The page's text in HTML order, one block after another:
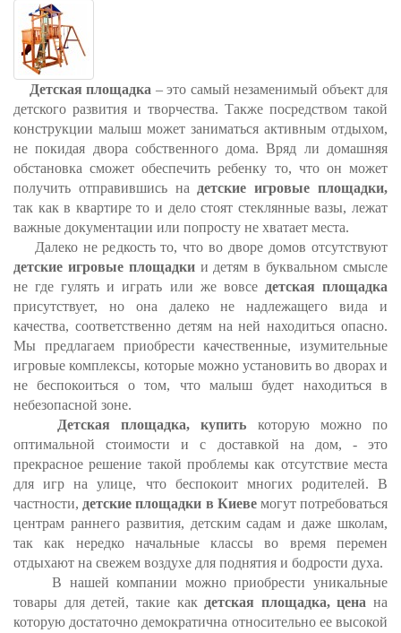
Детская площадка – это самый незаменимый объект для
детского развития и творчества. Также посредством такой
конструкции малыш может заниматься активным отдыхом,
не покидая двора собственного дома. Вряд ли домашняя
обстановка сможет обеспечить ребенку то, что он может
получить отправившись на детские игровые площадки,
так как в квартире то и дело стоят стеклянные вазы, лежат
важные документации или попросту не хватает места.
Далеко не редкость то, что во дворе домов отсутствуют
детские игровые площадкии детям в буквальном смысле
не где гулять и играть или же вовсе детская площадка
присутствует, но она далеко не надлежащего вида и
качества, соответственно детям на ней находиться опасно.
Мы предлагаем приобрести качественные, изумительные
игровые комплексы, которые можно установить во дворах и
не беспокоиться о том, что малыш будет находиться в
небезопасной зоне.
Детская площадка, купить которую можно по
оптимальной стоимости и с доставкой на дом, - это
прекрасное решение такой проблемы как отсутствие места
для игр на улице, что беспокоит многих родителей. В
частности, детские площадки в Киевемогут потребоваться
центрам раннего развития, детским садам и даже школам,
так как нередко начальные классы во время перемен
отдыхают на свежем воздухе для поднятия и бодрости духа.
В нашей компании можно приобрести уникальные
товары для детей, такие как детская площадка, цена на
которую достаточно демократична относительно ее высокой